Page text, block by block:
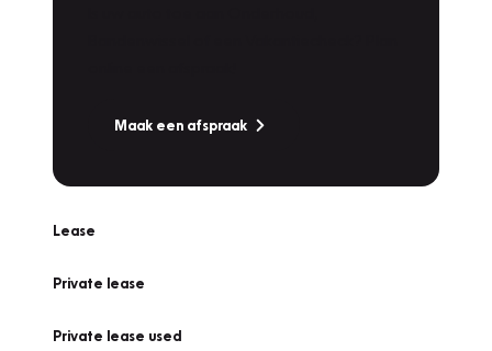
Maak een afspraak
Lease
Private lease
Private lease used